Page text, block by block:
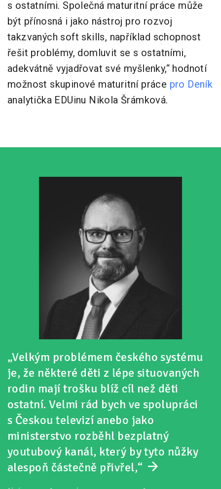
s ostatními. Společná maturitní práce může
být přínosná i jako nástroj pro rozvoj
takzvaných soft skills, například schopnost
řešit problémy, domluvit se s ostatními,
adekvátně vyjadřovat své myšlenky,“ hodnotí
možnost skupinové maturitní práce pro Deník
analytička EDUinu Nikola Šrámková.
„Velkým problémem českého systému
je, že některé děti z lépe situovaných
rodin mají trošku blíž cíl než děti
ostatní. Velmi rád bych ve spolupráci
s Českou televizí anebo jako
ministerstvo rozběhl bezplatný
youtubový kanál, který by tyto nůžky
alespoň částečně přivřel,“